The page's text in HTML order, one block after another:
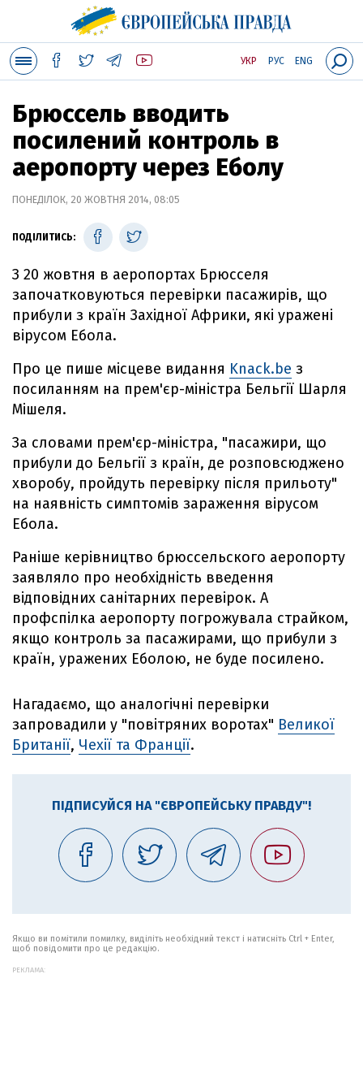
УКР РУС ENG
Брюссель вводить
посилений контроль в
аеропорту через Еболу
ПОНЕДІЛОК, 20 ЖОВТНЯ 2014, 08:05
ПОДІЛИТИСЬ:
З 20 жовтня в аеропортах Брюсселя
започатковуються перевірки пасажирів, що
прибули з країн Західної Африки, які уражені
вірусом Ебола.
Про це пише місцеве видання Knack.be з
посиланням на прем'єр-міністра Бельгії Шарля
Мішеля.
За словами прем'єр-міністра, "пасажири, що
прибули до Бельгії з країн, де розповсюджено
хворобу, пройдуть перевірку після прильоту"
на наявність симптомів зараження вірусом
Ебола.
Раніше керівництво брюссельского аеропорту
заявляло про необхідність введення
відповідних санітарних перевірок. А
профспілка аеропорту погрожувала страйком,
якщо контроль за пасажирами, що прибули з
країн, уражених Еболою, не буде посилено.
Нагадаємо, що аналогічні перевірки
запровадили у "повітряних воротах" Великої
Британії, Чехії та Франції.
ПІДПИСУЙСЯ НА "ЄВРОПЕЙСЬКУ ПРАВДУ"!
Якщо ви помітили помилку, виділіть необхідний текст і натисніть Ctrl + Enter,
щоб повідомити про це редакцію.
РЕКЛАМА: